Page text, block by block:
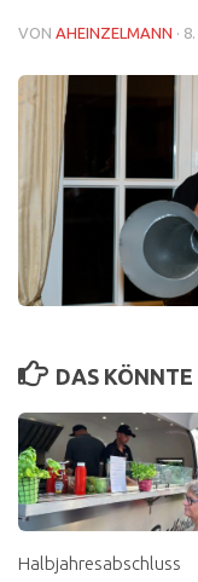
VON AHEINZELMANN ·
DAS
Halbjahresabschluss